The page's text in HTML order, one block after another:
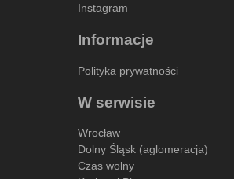
Instagram
Informacje
Polityka prywatności
W serwisie
Wrocław
Dolny Śląsk (aglomeracja)
Czas wolny